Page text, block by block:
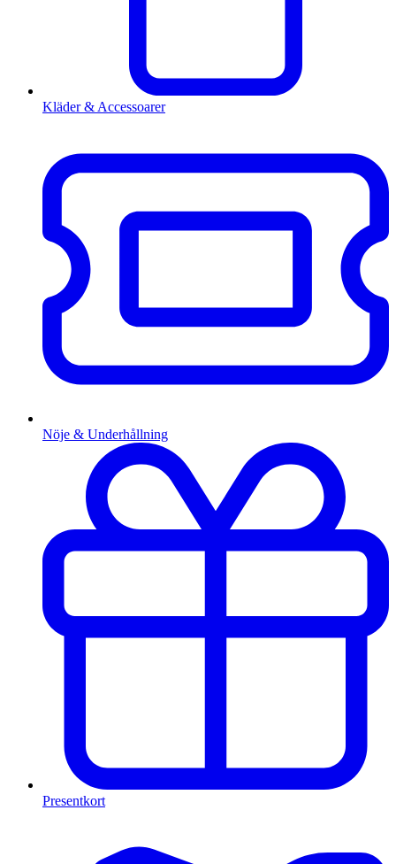
Kläder & Accessoarer
Nöje & Underhållning
Presentkort